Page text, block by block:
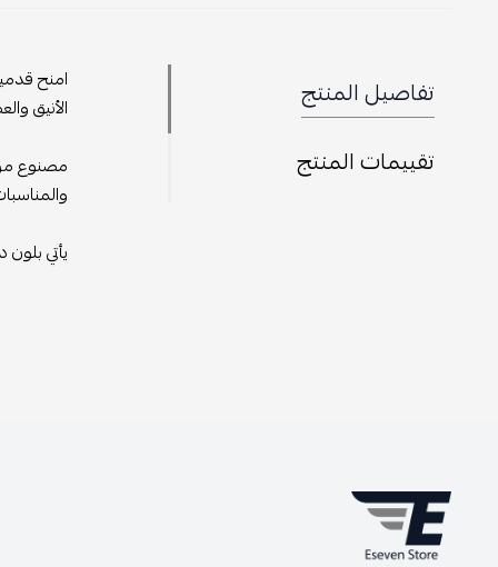
تفاصيل المنتج
تقييمات المنتج
امنح
الأنيق
مصنوع من
يأتي